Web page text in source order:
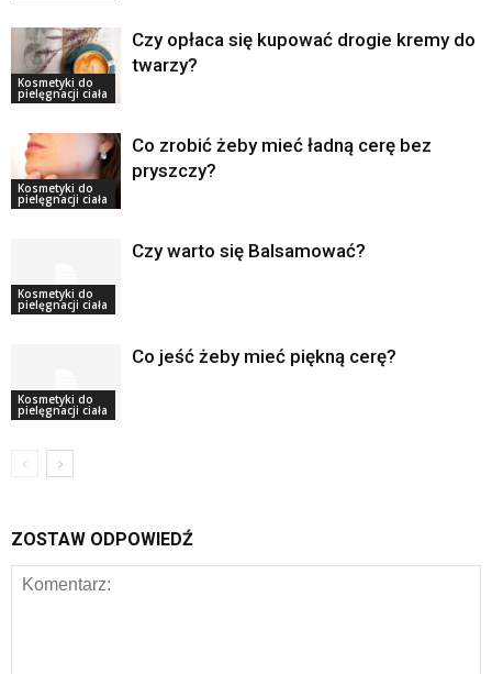
Kosmetyki do
pielęgnacji ciała
Czy opłaca się kupować drogie kremy do
twarzy?
Kosmetyki do
pielęgnacji ciała
Co zrobić żeby mieć ładną cerę bez
pryszczy?
Kosmetyki do
pielęgnacji ciała
Czy warto się Balsamować?
Kosmetyki do
pielęgnacji ciała
Co jeść żeby mieć piękną cerę?
ZOSTAW ODPOWIEDŹ